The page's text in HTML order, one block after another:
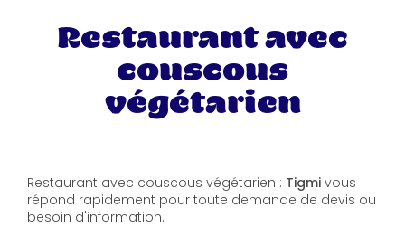
Restaurant avec
couscous
végétarien
Restaurant avec couscous végétarien : Tigmi vous
répond rapidement pour toute demande de devis ou
besoin d'information.